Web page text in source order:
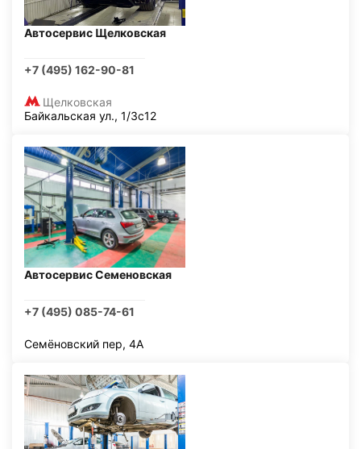
Автосервис Щелковская
+7 (495) 162-90-81
Щелковская
Байкальская ул., 1/3с12
Автосервис Семеновская
+7 (495) 085-74-61
Семёновский пер, 4А